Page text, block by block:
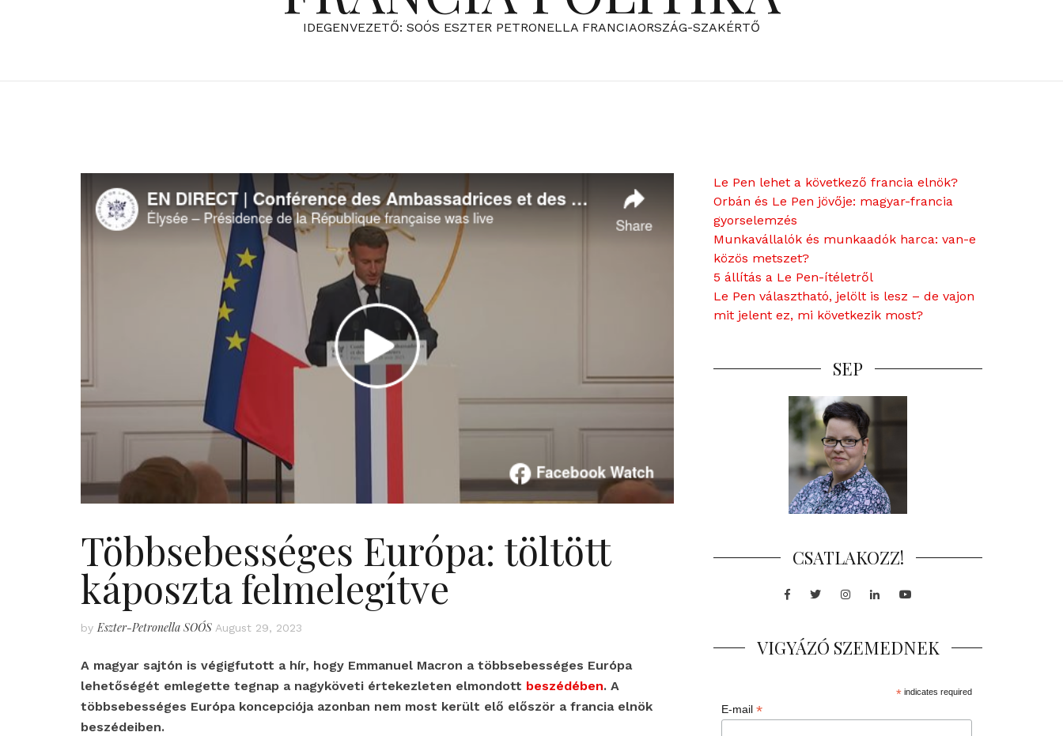
IDEGENVEZETŐ: SOÓS ESZTER PETRONELLA FRANCIAORSZÁG-SZAKÉRTŐ
Többsebességes Európa: töltött
káposzta felmelegítve
by Eszter-Petronella SOÓS August 29, 2023
A magyar sajtón is végigfutott a hír, hogy Emmanuel Macron a többsebességes Európa
lehetőségét emlegette tegnap a nagyköveti értekezleten elmondott beszédében. A
többsebességes Európa koncepciója azonban nem most került elő először a francia elnök
beszédeiben.
Le Pen lehet a következő francia elnök?
Orbán és Le Pen jövője: magyar-francia
gyorselemzés
Munkavállalók és munkaadók harca: van-e
közös metszet?
5 állítás a Le Pen-ítéletről
Le Pen választható, jelölt is lesz – de vajon
mit jelent ez, mi következik most?
SEP
CSATLAKOZZ!
Facebook
TwitterInstagram
LinkedInYoutube
VIGYÁZÓ SZEMEDNEK
*indicates required
E-mail*